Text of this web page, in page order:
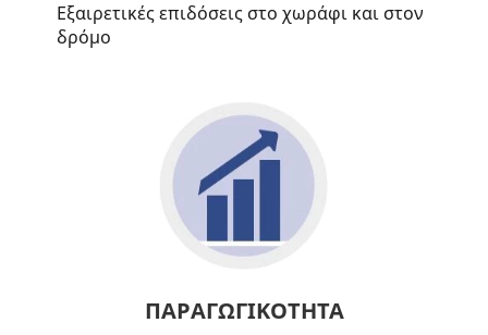
Εξαιρετικές επιδόσεις στο χωράφι και στον
δρόμο
ΠΑΡΑΓΩΓΙΚΟΤΗΤΑ